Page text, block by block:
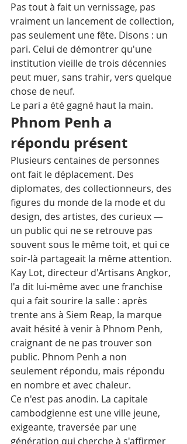
Pas tout à fait un vernissage, pas
vraiment un lancement de collection,
pas seulement une fête. Disons : un
pari. Celui de démontrer qu'une
institution vieille de trois décennies
peut muer, sans trahir, vers quelque
chose de neuf.
Le pari a été gagné haut la main.
Phnom Penh a
répondu présent
Plusieurs centaines de personnes
ont fait le déplacement. Des
diplomates, des collectionneurs, des
figures du monde de la mode et du
design, des artistes, des curieux —
un public qui ne se retrouve pas
souvent sous le même toit, et qui ce
soir-là partageait la même attention.
Kay Lot, directeur d'Artisans Angkor,
l'a dit lui-même avec une franchise
qui a fait sourire la salle : après
trente ans à Siem Reap, la marque
avait hésité à venir à Phnom Penh,
craignant de ne pas trouver son
public. Phnom Penh a non
seulement répondu, mais répondu
en nombre et avec chaleur.
Ce n'est pas anodin. La capitale
cambodgienne est une ville jeune,
exigeante, traversée par une
génération qui cherche à s'affirmer